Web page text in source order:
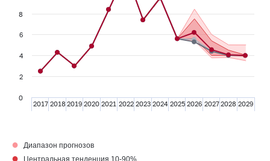
2017 2018 2019 2020 2021 2022 2023 2024 2025 2026 2027 2028 2029
0
2
4
6
8
● Диапазон прогнозов
●